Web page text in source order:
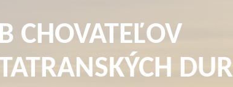
CHOVATEĽOV